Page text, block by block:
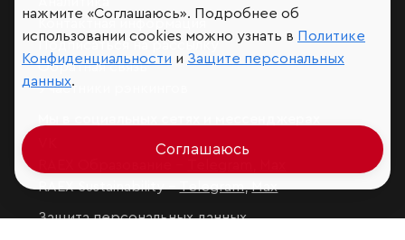
Подписаться на рассылку
Обратная связь
Участники рэнкингов
RAEX Sustainability –Telegram,Max
Защита персональных данных
нажмите «Соглашаюсь». Подробнее об
использовании cookies можно узнать в Политике
Конфиденциальности и Защите персональных
данных.
Соглашаюсь